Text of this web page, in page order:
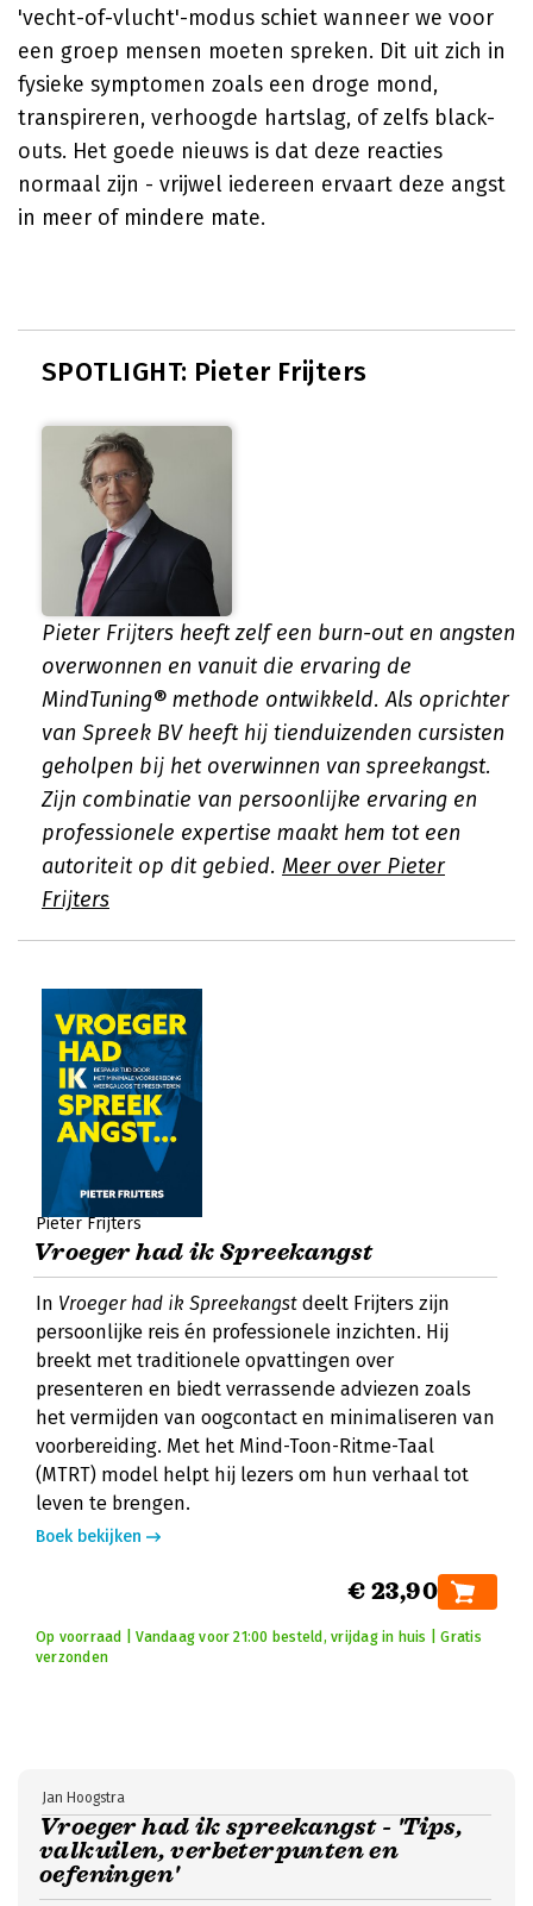
'vecht-of-vlucht'-modus schiet wanneer we voor
een groep mensen moeten spreken. Dit uit zich in
fysieke symptomen zoals een droge mond,
transpireren, verhoogde hartslag, of zelfs black-
outs. Het goede nieuws is dat deze reacties
normaal zijn - vrijwel iedereen ervaart deze angst
in meer of mindere mate.
SPOTLIGHT: Pieter Frijters
Pieter Frijters heeft zelf een burn-out en angsten
overwonnen en vanuit die ervaring de
MindTuning® methode ontwikkeld. Als oprichter
van Spreek BV heeft hij tienduizenden cursisten
geholpen bij het overwinnen van spreekangst.
Zijn combinatie van persoonlijke ervaring en
professionele expertise maakt hem tot een
autoriteit op dit gebied. Meer over Pieter
Frijters
Pieter Frijters
Vroeger had ik Spreekangst
In Vroeger had ik Spreekangst deelt Frijters zijn
persoonlijke reis én professionele inzichten. Hij
breekt met traditionele opvattingen over
presenteren en biedt verrassende adviezen zoals
het vermijden van oogcontact en minimaliseren van
voorbereiding. Met het Mind-Toon-Ritme-Taal
(MTRT) model helpt hij lezers om hun verhaal tot
leven te brengen.
Boek bekijken
€ 23,90
Op voorraad | Vandaag voor 21:00 besteld, vrijdag in huis | Gratis
verzonden
Vroeger had ik spreekangst - 'Tips,
valkuilen, verbeterpunten en
oefeningen'
Jan Hoogstra